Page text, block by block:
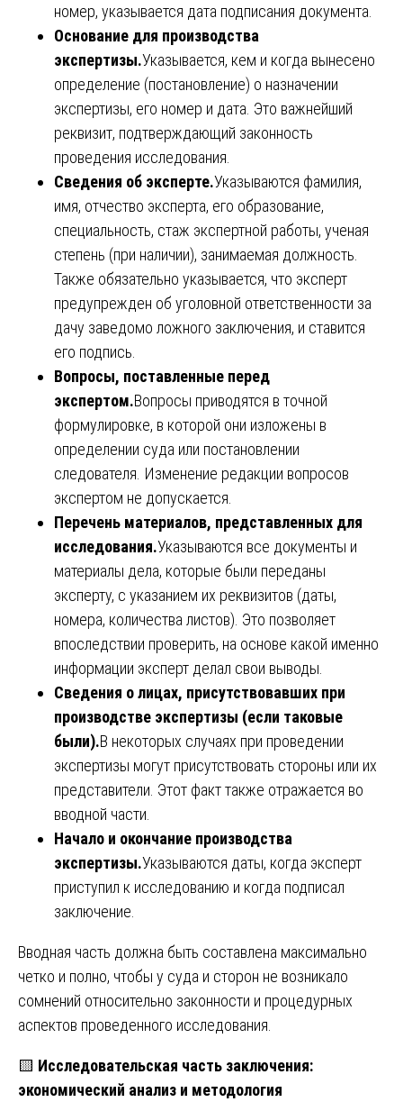
номер, указывается дата подписания документа.
Основание для производства
экспертизы.Указывается, кем и когда вынесено
определение (постановление) о назначении
экспертизы, его номер и дата. Это важнейший
реквизит, подтверждающий законность
проведения исследования.
Сведения об эксперте.Указываются фамилия,
имя, отчество эксперта, его образование,
специальность, стаж экспертной работы, ученая
степень (при наличии), занимаемая должность.
Также обязательно указывается, что эксперт
предупрежден об уголовной ответственности за
дачу заведомо ложного заключения, и ставится
его подпись.
Вопросы, поставленные перед
экспертом.Вопросы приводятся в точной
формулировке, в которой они изложены в
определении суда или постановлении
следователя. Изменение редакции вопросов
экспертом не допускается.
Перечень материалов, представленных для
исследования.Указываются все документы и
материалы дела, которые были переданы
эксперту, с указанием их реквизитов (даты,
номера, количества листов). Это позволяет
впоследствии проверить, на основе какой именно
информации эксперт делал свои выводы.
Сведения о лицах, присутствовавших при
производстве экспертизы (если таковые
были).В некоторых случаях при проведении
экспертизы могут присутствовать стороны или их
представители. Этот факт также отражается во
вводной части.
Начало и окончание производства
экспертизы.Указываются даты, когда эксперт
приступил к исследованию и когда подписал
заключение.
Вводная часть должна быть составлена максимально
четко и полно, чтобы у суда и сторон не возникало
сомнений относительно законности и процедурных
аспектов проведенного исследования.
🟨 Исследовательская часть заключения:
экономический анализ и методология